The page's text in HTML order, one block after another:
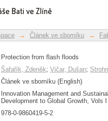
flash floods
Manakin
→ Článek ve sborníku →
Protection from flash floods
Šafařík, Zdeněk; Vičar, Dušan;
Článek ve sborníku (English)
Innovation Management and
Development to Global Growth, Vols
978-0-9860419-5-2